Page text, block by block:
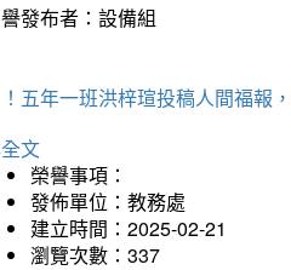
發布者：設備組
五年一班洪梓瑄投稿人間福報
文
榮譽事項：
發佈單位：教務處
建立時間：2025-02-21
瀏覽次數：337